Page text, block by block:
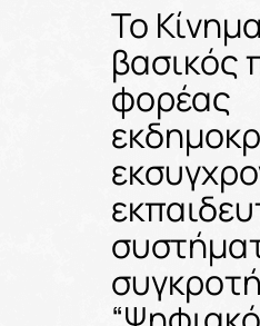
Το
βασικός
φορέας